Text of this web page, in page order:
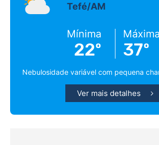
Tefé/AM
Mínima
22º
Máxima
37º
Nebulosidade variável com pequena
Ver mais detalhes